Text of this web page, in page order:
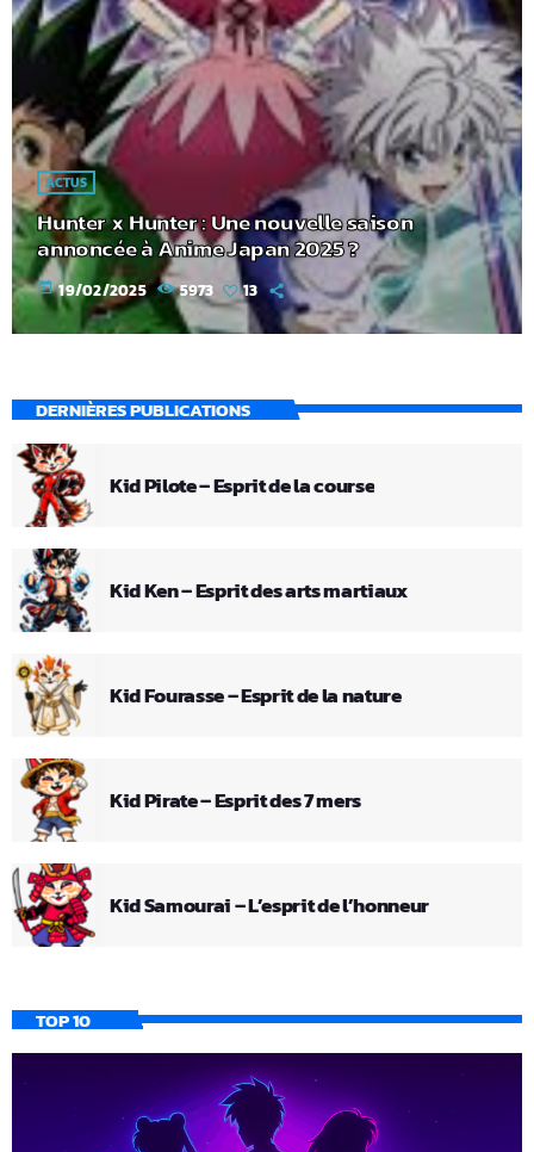
ACTUS
Hunter x Hunter : Une nouvelle saison
annoncée à Anime Japan 2025 ?
today 19/02/2025 5973 13
DERNIÈRES PUBLICATIONS
Kid Pilote – Esprit de la course
Kid Ken – Esprit des arts martiaux
Kid Fourasse – Esprit de la nature
Kid Pirate – Esprit des 7 mers
Kid Samourai – L’esprit de l’honneur
TOP 10